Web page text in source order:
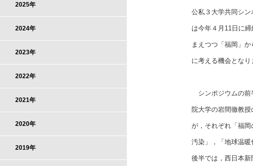
公私３大学共同シ
は今年４月11日に
まえつつ「福岡」
に考える機会となり
シンポジウムの前
院大学の岩間徹教
が，それぞれ「福
汚染」，「地球温暖
後半では，西日本
2025年
2024年
2023年
2022年
2021年
2020年
2019年